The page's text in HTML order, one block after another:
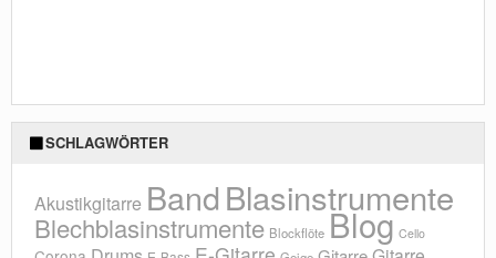
SCHLAGWÖRTER
Akustikgitarre BandBlasinstrumente
Blechblasinstrumente Blockflöte Blog Cello